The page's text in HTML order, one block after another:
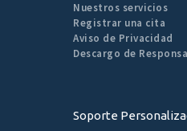
Nuestros servicios
Registrar una cita
Aviso de Privacidad
Descargo de
Soporte